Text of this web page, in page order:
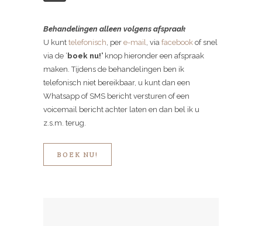
Behandelingen alleen volgens afspraak
U kunt telefonisch, per e-mail, via facebook of snel
via de ‘ boek nu!’ knop hieronder een afspraak
maken. Tijdens de behandelingen ben ik
telefonisch niet bereikbaar, u kunt dan een
Whatsapp of SMS bericht versturen of een
voicemail bericht achter laten en dan bel ik u
z.s.m. terug.
BOEK NU!